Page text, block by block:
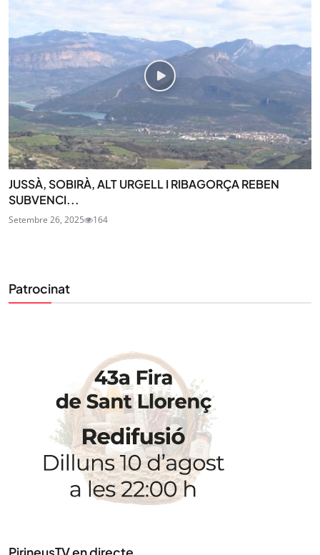
JUSSÀ, SOBIRÀ, ALT URGELL I RIBAGORÇA REBEN
SUBVENCI...
Setembre 26, 2025 164
Patrocinat